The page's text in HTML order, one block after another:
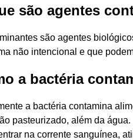
são agentes
são agentes
não intencional e que
a bactéria
a bactéria contamina
pasteurizado, além da
na corrente sanguínea,